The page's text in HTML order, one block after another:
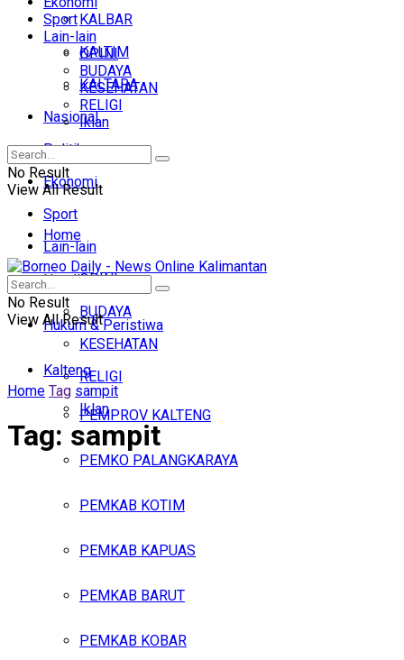
KALBAR
KALTIM
KALTARA
Nasional
Politik
Ekonomi
Sport
Lain-lain
OPINI
BUDAYA
KESEHATAN
RELIGI
Iklan
Sabtu, Agustus 8, 2026
Sport
Lain-lain
OPINI
BUDAYA
KESEHATAN
RELIGI
Iklan
No Result
View All Result
Home
Headline
Hukum & Peristiwa
Kalteng
PEMPROV KALTENG
PEMKO PALANGKARAYA
PEMKAB KOTIM
PEMKAB KAPUAS
PEMKAB BARUT
PEMKAB KOBAR
No Result
View All Result
Home Tag sampit
Tag: sampit